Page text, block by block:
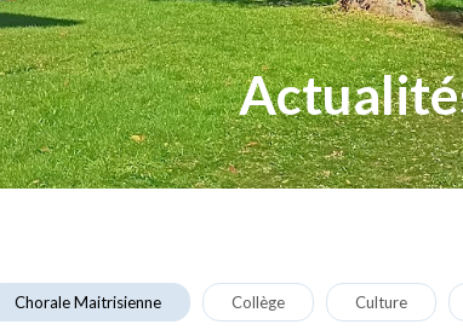
Chorale Maitrisienne Collège Culture